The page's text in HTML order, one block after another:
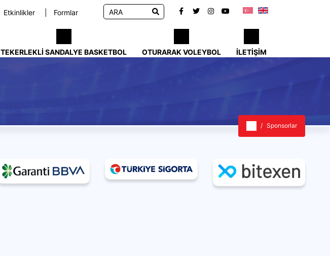
Etkinlikler Formlar
TEKERLEKLI SANDALYE BASKETBOL OTURARAK VOLEYBOL İLETIŞIM
Sponsorlar